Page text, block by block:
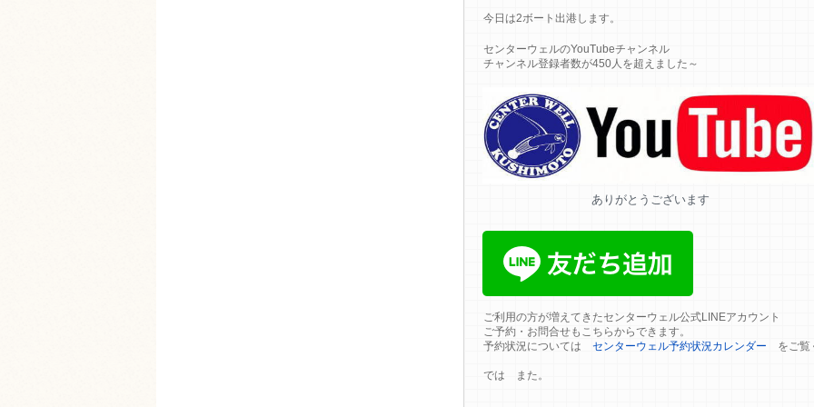
今日は2ボート出港します。
センターウェルのYouTubeチャンネル
チャンネル登録者数が450人を超えました～
ありがとうございます
ご利用の方が増えてきたセンターウェル公式LINEアカウント
ご予約・お問合せもこちらからできます。
予約状況についてはセンターウェル予約状況カレンダー をご覧
では また。